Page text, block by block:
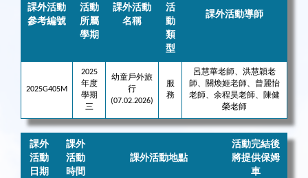
課外活動
參考編號
活動
所屬
學期
課外活動
名稱
活
動
類
型
課外活動導師
2025G405M
2025
年度
學期
三
幼童戶外旅
行
(07.02.2026)
服
務
呂慧華老師、洪慧穎老
師、關煥姬老師、曾麗怡
老師、余程昊老師、陳健
榮老師
課外
活動
日期
課外
活動
時間
課外活動地點
活動完結後
將提供保姆
車